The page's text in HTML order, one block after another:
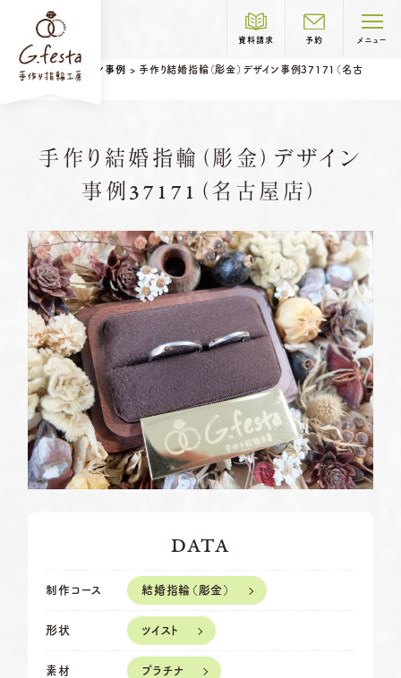
資料請求 予約 メニュー
G.festaについて
COURSE
結婚指輪 婚約指輪
ベビーリング 結婚記念日リング
ペアリングはこちら
よくある質問
お店を探す
資料請求
ブログ・新着情報
> デザイン事例 >手作り結婚指輪（彫金）デザイン事例37171（名古
手作り結婚指輪（彫金）デザイン
事例37171（名古屋店）
DATA
制作コース 結婚指輪（彫金）
形状 ツイスト
素材 プラチナ
岐阜本店 TEL.058-265-2756
営業時間 10:00〜18:30
定休日
第1・第3火曜日・毎週水曜日
※祝日の場合は営業
名古屋店 TEL.052-261-6676
営業時間 10:00〜18:30
定休日
第2・第4火曜日・毎週水曜日
※祝日の場合は営業
岡崎店 TEL.0564-74-8033
営業時間 10:00〜18:30
定休日
火曜日・水曜日
定休日
火曜日・水曜日
※祝日の場合は営業
浜松店 TEL.053-455-2177
営業時間 10:00〜18:30